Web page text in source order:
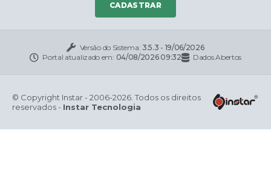
CADASTRAR
Versão do Sistema: 3.5.3 - 19/06/2026
Portal atualizado em: 04/08/2026 09:32 Dados Abertos
© Copyright Instar - 2006-2026. Todos os direitos
reservados - Instar Tecnologia